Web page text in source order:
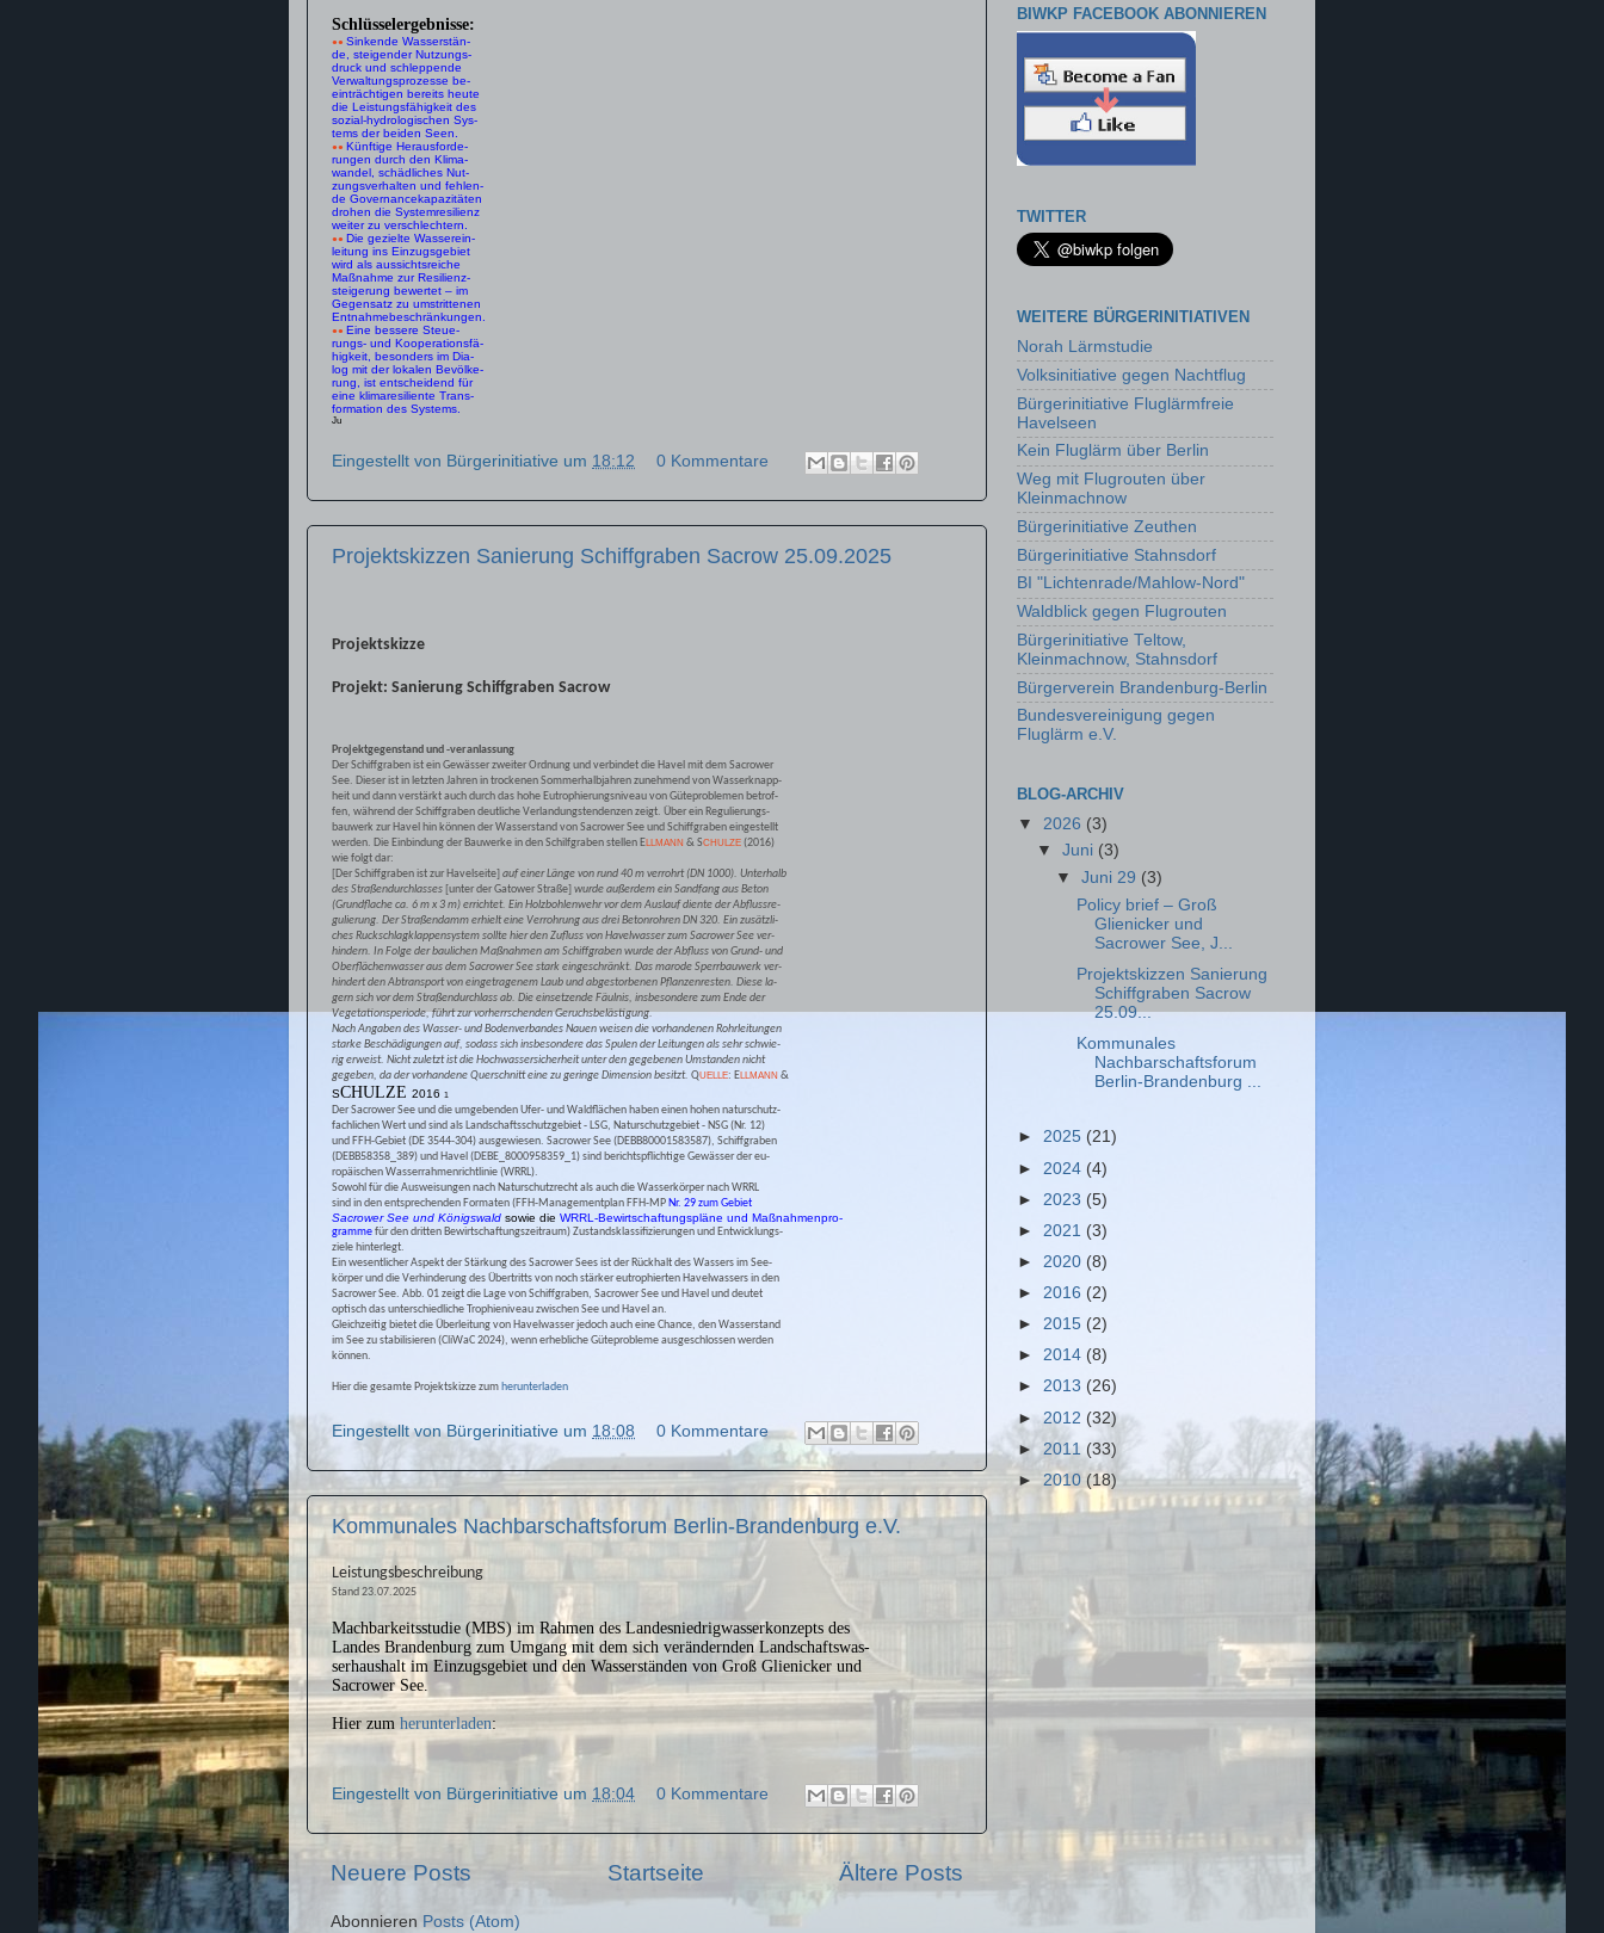
Schlüsselergebnisse:
●● Sinkende Wasserstän-
de, steigender Nutzungs-
druck und schleppende
Verwaltungsprozesse be-
einträchtigen bereits heute
die Leistungsfähigkeit des
sozial-hydrologischen Sys-
tems der beiden Seen.
●● Künftige Herausforde-
rungen durch den Klima-
wandel, schädliches Nut-
zungsverhalten und fehlen-
de Governancekapazitäten
drohen die Systemresilienz
weiter zu verschlechtern.
●● Die gezielte Wasserein-
leitung ins Einzugsgebiet
wird als aussichtsreiche
Maßnahme zur Resilienz-
steigerung bewertet – im
Gegensatz zu umstrittenen
Entnahmebeschränkungen.
●● Eine bessere Steue-
rungs- und Kooperationsfä-
higkeit, besonders im Dia-
log mit der lokalen Bevölke-
rung, ist entscheidend für
eine klimaresiliente Trans-
formation des Systems.
Ju
Eingestellt von Bürgerinitiative um 18:12 0 Kommentare
Projektskizzen Sanierung Schiffgraben Sacrow 25.09.2025
Projektskizze
Projekt: Sanierung Schiffgraben Sacrow
Projektgegenstand und -veranlassung
Der Schiffgraben ist ein Gewässer zweiter Ordnung und verbindet die Havel mit dem Sacrower
See. Dieser ist in letzten Jahren in trockenen Sommerhalbjahren zunehmend von Wasserknapp-
heit und dann verstärkt auch durch das hohe Eutrophierungsniveau von Güteproblemen betrof-
fen, während der Schiffgraben deutliche Verlandungstendenzen zeigt. Über ein Regulierungs-
bauwerk zur Havel hin können der Wasserstand von Sacrower See und Schiffgraben eingestellt
werden. Die Einbindung der Bauwerke in den Schilfgraben stellen ELLMANN &SCHULZE (2016)
wie folgt dar:
[Der Schiffgraben ist zur Havelseite] auf einer Länge von rund 40 m verrohrt (DN 1000). Unterhalb
des Straßendurchlasses [unter der Gatower Straße] wurde außerdem ein Sandfang aus Beton
(Grundflache ca. 6 m x 3 m) errichtet. Ein Holzbohlenwehr vor dem Auslauf diente der Abflussre-
gulierung. Der Straßendamm erhielt eine Verrohrung aus drei Betonrohren DN 320. Ein zusätzli-
ches Ruckschlagklappensystem sollte hier den Zufluss von Havelwasser zum Sacrower See ver-
hindern. In Folge der baulichen Maßnahmen am Schiffgraben wurde der Abfluss von Grund- und
Oberflächenwasser aus dem Sacrower See stark eingeschränkt. Das marode Sperrbauwerk ver-
hindert den Abtransport von eingetragenem Laub und abgestorbenen Pflanzenresten. Diese la-
gern sich vor dem Straßendurchlass ab. Die einsetzende Fäulnis, insbesondere zum Ende der
Vegetationsperiode, führt zur vorherrschenden Geruchsbelästigung.
Nach Angaben des Wasser- und Bodenverbandes Nauen weisen die vorhandenen Rohrleitungen
starke Beschädigungen auf, sodass sich insbesondere das Spulen der Leitungen als sehr schwie-
rig erweist. Nicht zuletzt ist die Hochwassersicherheit unter den gegebenen Umstanden nicht
gegeben, da der vorhandene Querschnitt eine zu geringe Dimension besitzt. QUELLE: ELLMANN &
SCHULZE 2016 1
Der Sacrower See und die umgebenden Ufer- und Waldflächen haben einen hohen naturschutz-
fachlichen Wert und sind als Landschaftsschutzgebiet - LSG, Naturschutzgebiet - NSG (Nr. 12)
und FFH-Gebiet (DE 3544-304) ausgewiesen. Sacrower See (DEBB80001583587), Schiffgraben
(DEBB58358_389) und Havel (DEBE_8000958359_1) sind berichtspflichtige Gewässer der eu-
ropäischen Wasserrahmenrichtlinie (WRRL).
Sowohl für die Ausweisungen nach Naturschutzrecht als auch die Wasserkörper nach WRRL
sind in den entsprechenden Formaten (FFH-Managementplan FFH-MPNr. 29 zum Gebiet
Sacrower See und Königswald sowie die WRRL-Bewirtschaftungspläne und Maßnahmenpro-
grammefür den dritten Bewirtschaftungszeitraum) Zustandsklassifizierungen und Entwicklungs-
ziele hinterlegt.
Ein wesentlicher Aspekt der Stärkung des Sacrower Sees ist der Rückhalt des Wassers im See-
körper und die Verhinderung des Übertritts von noch stärker eutrophierten Havelwassers in den
Sacrower See. Abb. 01 zeigt die Lage von Schiffgraben, Sacrower See und Havel und deutet
optisch das unterschiedliche Trophieniveau zwischen See und Havel an.
Gleichzeitig bietet die Überleitung von Havelwasser jedoch auch eine Chance, den Wasserstand
im See zu stabilisieren (CliWaC 2024), wenn erhebliche Güteprobleme ausgeschlossen werden
können.
Hier die gesamte Projektskizze zumherunterladen
Eingestellt vonBürgerinitiative um 18:08 0 Kommentare
Kommunales Nachbarschaftsforum Berlin-Brandenburg e.V.
Leistungsbeschreibung
Stand 23.07.2025
Machbarkeitsstudie (MBS) im Rahmen des Landesniedrigwasserkonzepts des
Landes Brandenburg zum Umgang mit dem sich verändernden Landschaftswas-
serhaushalt im Einzugsgebiet und den Wasserständen von Groß Glienicker und
Sacrower See.
Hier zum herunterladen:
Eingestellt von Bürgerinitiative um 18:04 0 Kommentare
Neuere Posts Ältere Posts
Startseite
Abonnieren Posts (Atom)
BIWKP FACEBOOK ABONNIEREN
TWITTER
WEITERE BÜRGERINITIATIVEN
Norah Lärmstudie
Volksinitiative gegen Nachtflug
Bürgerinitiative Fluglärmfreie
Havelseen
Kein Fluglärm über Berlin
Weg mit Flugrouten über
Kleinmachnow
Bürgerinitiative Zeuthen
Bürgerinitiative Stahnsdorf
BI "Lichtenrade/Mahlow-Nord"
Waldblick gegen Flugrouten
Bürgerinitiative Teltow,
Kleinmachnow, Stahnsdorf
Bürgerverein Brandenburg-Berlin
Bundesvereinigung gegen
Fluglärm e.V.
BLOG-ARCHIV
▼ 2026 (3)
▼Juni (3)
▼Juni 29 (3)
Policy brief – Groß
Glienicker und
Sacrower See, J...
Projektskizzen Sanierung
Schiffgraben Sacrow
25.09...
Kommunales
Nachbarschaftsforum
Berlin-Brandenburg ...
► 2025 (21)
► 2024 (4)
► 2023 (5)
► 2021 (3)
► 2020 (8)
► 2016 (2)
► 2015 (2)
► 2014 (8)
► 2013 (26)
► 2012 (32)
► 2011 (33)
► 2010 (18)